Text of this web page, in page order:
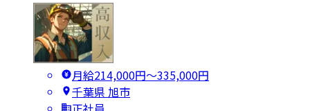
月給214,000円〜335,000円
千葉県 旭市